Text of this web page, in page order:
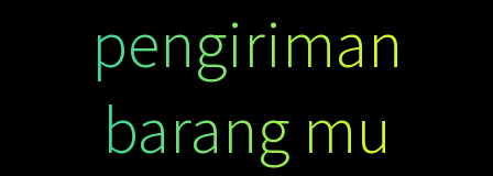
pengiriman
barang mu